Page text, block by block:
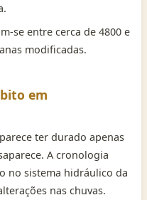
se entre cerca de 4800 e
modificadas.
em
ter durado apenas
A cronologia
no sistema hidráulico da
nas chuvas.